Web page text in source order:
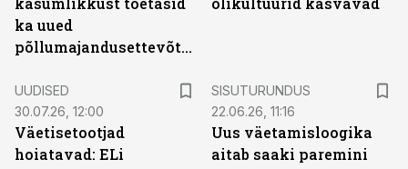
ka uued
põllumajandusettevõtted
UUDISED
30.07.26, 12:00
Väetisetootjad
hoiatavad: ELi
SISUTURUNDUS
22.06.26, 11:16
Uus väetamisloogika
aitab saaki paremini